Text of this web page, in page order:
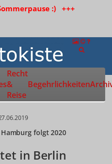
:) +++
Recht
&
Reise
Begehrlichkeiten
folgt 2020
in Berlin